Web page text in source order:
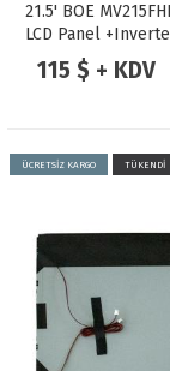
21.5' BOE
LCD Panel
115 $ + KDV
ÜCRETSİZ KARGO TÜKENDİ